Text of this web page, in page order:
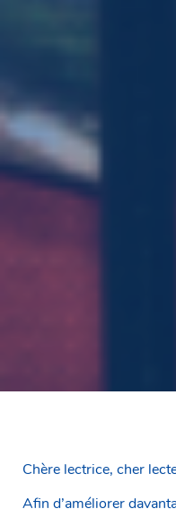
Chère lectrice, cher
Afin d’améliorer